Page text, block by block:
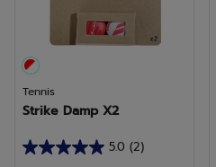
beoordelingen
Tennis
Strike Damp X2
5.0 (2)
5.0